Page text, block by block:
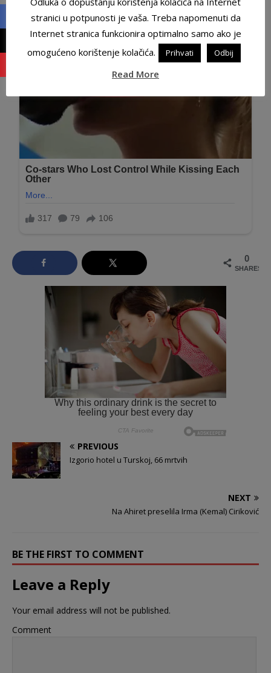
0
SHARES
PREVIOUS
Izgorio hotel u Turskoj, 66 mrtvih
NEXT
Na Ahiret preselila Irma (Kemal) Ciriković
BE THE FIRST TO COMMENT
Leave a Reply
Your email address will not be published.
Comment
stranici u potpunosti je vaša. Treba napomenuti da
Internet stranica funkcionira optimalno samo ako je
omogućeno korištenje kolačića.
Prihvati Odbij
Read More